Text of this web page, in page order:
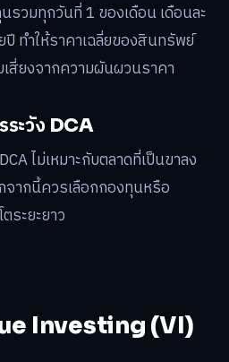
รวมทุกวันที่ 1 ของเดือน เดือนละ
ทำให้ราคาเฉลี่ยของสินทรัพย์
เสี่ยงจากความผันผวนราคา
ระวัง DCA
ไม่เหมาะกับตลาดที่เป็นขาลง
จากนี้ควรเลือกกองทุนหรือ
ระยะยาว
Investing (VI)